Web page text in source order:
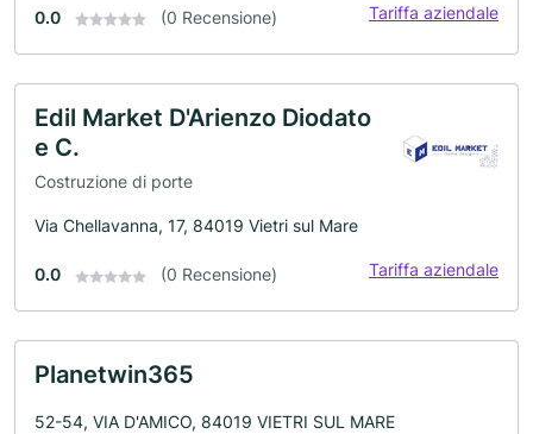
0.0 (0 Recensione) Tariffa aziendale
Edil Market D'Arienzo Diodato
e C.
Costruzione di porte
Via Chellavanna, 17, 84019 Vietri sul Mare
0.0 (0 Recensione) Tariffa aziendale
Planetwin365
52-54, VIA D'AMICO, 84019 VIETRI SUL MARE